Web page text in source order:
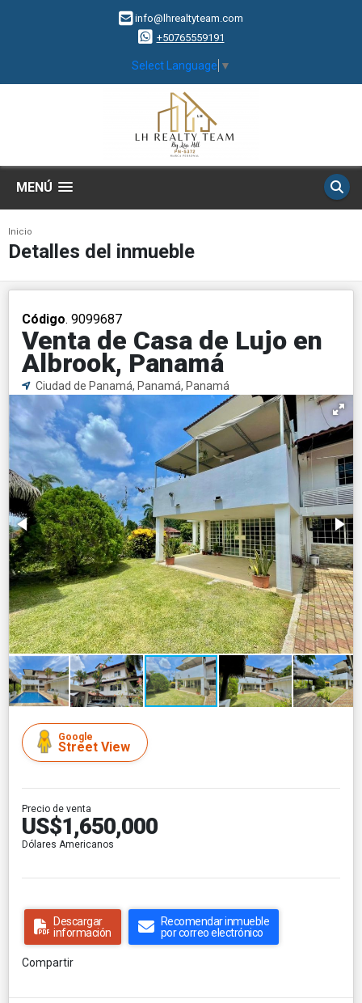
info@lhrealtyteam.com
+50765559191
Select Language ▼
MENÚ
Inicio
Detalles del inmueble
Código. 9099687
Venta de Casa de Lujo en
Albrook, Panamá
Ciudad de Panamá, Panamá, Panamá
Google
Street View
Precio de venta
US$1,650,000
Dólares Americanos
Descargar
información
Recomendar inmueble
por correo electrónico
Compartir